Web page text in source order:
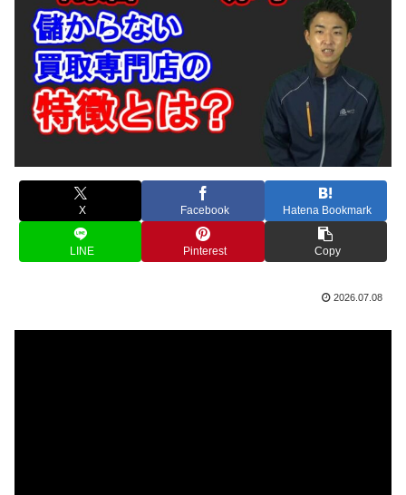
X Facebook Hatena Bookmark
LINE Pinterest Copy
2026.07.08